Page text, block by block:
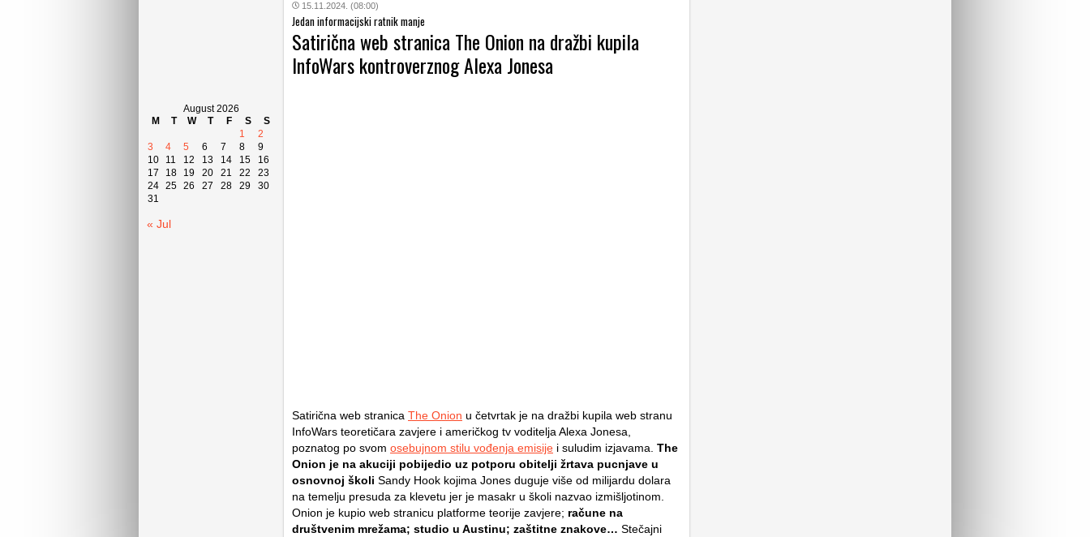
August 2026
M
T W T F S
S
1
2
3
4 5 6 7 8
9
10
11 12 13 14 15
16
17
18 19 20 21 22
23
24 25 26 27 28 29
30
31
« Jul
15.11.2024. (08:00)
Jedan informacijski ratnik manje
Satirična web stranica The Onion na dražbi kupila
InfoWars kontroverznog Alexa Jonesa
Satirična web stranica The Onion u četvrtak je na dražbi kupila web stranu
InfoWars teoretičara zavjere i američkog tv voditelja Alexa Jonesa,
poznatog po svom osebujnom stilu vođenja emisije i suludim izjavama. The
Onion je na akuciji pobijedio uz potporu obitelji žrtava pucnjave u
osnovnoj školi Sandy Hook kojima Jones duguje više od milijardu dolara
na temelju presuda za klevetu jer je masakr u školi nazvao izmišljotinom.
Onion je kupio web stranicu platforme teorije zavjere; račune na
društvenim mrežama; studio u Austinu; zaštitne znakove… Stečajni